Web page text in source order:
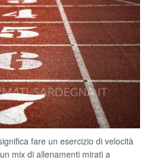
fare un esercizio di velocità
mix di allenamenti mirati a